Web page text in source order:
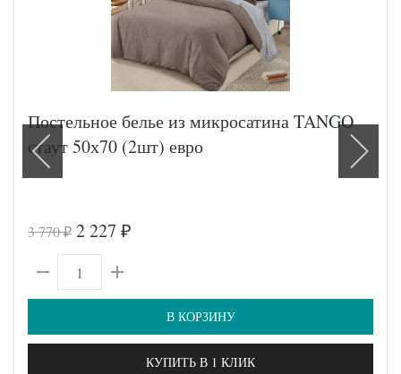
Постельное белье из микросатина TANGO
стаут 50х70 (2шт) евро
3 770₽ 2 227 ₽
В КОРЗИНУ
КУПИТЬ В 1 КЛИК